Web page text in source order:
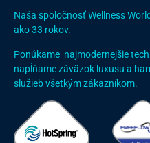
Naša spoločnosť Wellness
ako 33 rokov.
Ponúkame najmodernejšie
napĺňame záväzok luxusu a
služieb všetkým zákazníkom.